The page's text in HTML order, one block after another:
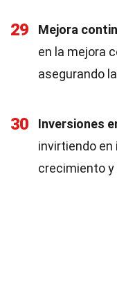
29 Mejora
en la mejora
asegurando
30 Inversiones
invirtiendo
crecimiento